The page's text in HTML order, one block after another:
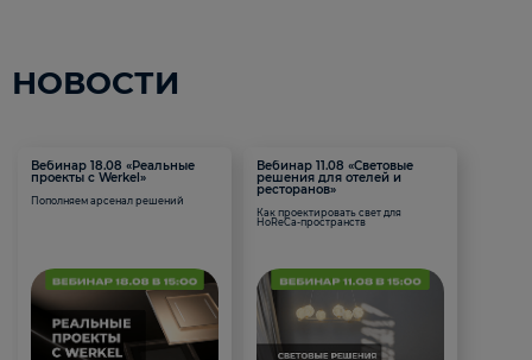
НОВОСТИ
Вебинар 18.08 «Реальные
проекты с Werkel»
Пополняем арсенал решений
Вебинар 11.08 «Световые
решения для отелей и
ресторанов»
Как проектировать свет для
HoReCa-пространств